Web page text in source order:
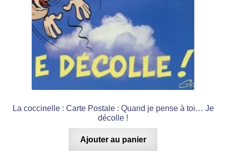
La coccinelle : Carte Postale : Quand je pense à toi… Je
décolle !
Ajouter au panier